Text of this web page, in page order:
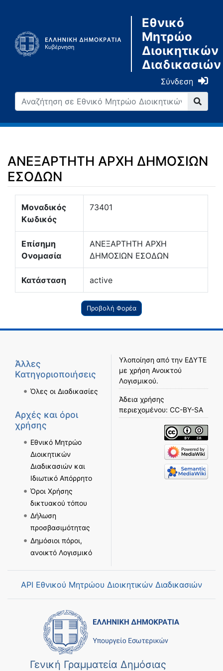
Εθνικό
Μητρώο
Διοικητικών
Διαδικασιών
Σύνδεση
ΑΝΕΞΑΡΤΗΤΗ ΑΡΧΗ ΔΗΜΟΣΙΩΝ
ΕΣΟΔΩΝ
Μοναδικός
Κωδικός
73401
Επίσημη
Ονομασία
ΑΝΕΞΑΡΤΗΤΗ ΑΡΧΗ
ΔΗΜΟΣΙΩΝ ΕΣΟΔΩΝ
Κατάσταση active
Προβολή Φορέα
Άλλες
Κατηγοριοποιήσεις
Όλες οι Διαδικασίες
Αρχές και όροι
χρήσης
Εθνικό Μητρώο
Διοικητικών
Διαδικασιών και
Ιδιωτικό Απόρρητο
Όροι Χρήσης
δικτυακού τόπου
Δήλωση
προσβασιμότητας
Δημόσιοι πόροι,
ανοικτό Λογισμικό
Υλοποίηση από την ΕΔΥΤΕ
με χρήση Ανοικτού
Λογισμικού.
Άδεια χρήσης
περιεχομένου: CC-BY-SA
API Εθνικού Μητρώου Διοικητικών Διαδικασιών
Γενική Γραμματεία Δημόσιας